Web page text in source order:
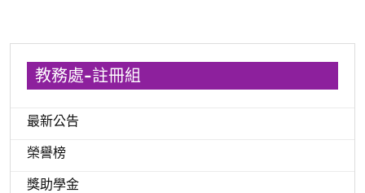
教務處-註冊組
最新公告
榮譽榜
獎助學金